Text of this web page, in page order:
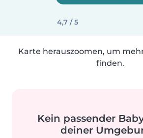
4,7 / 5
Karte herauszoomen, um
finden.
Kein passender
deiner